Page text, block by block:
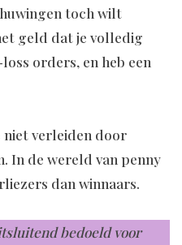
toch wilt
geld dat je volledig
orders, en heb een
niet verleiden door
In de wereld van penny
dan winnaars.
bedoeld voor